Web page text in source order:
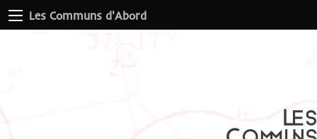
Les Communs d'Abord